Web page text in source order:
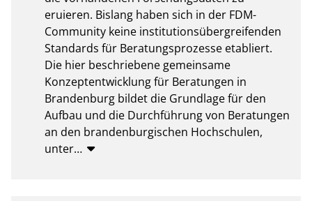
eruieren. Bislang haben sich in der FDM-
Community keine institutionsübergreifenden
Standards für Beratungsprozesse etabliert.
Die hier beschriebene gemeinsame
Konzeptentwicklung für Beratungen in
Brandenburg bildet die Grundlage für den
Aufbau und die Durchführung von Beratungen
an den brandenburgischen Hochschulen,
unter…